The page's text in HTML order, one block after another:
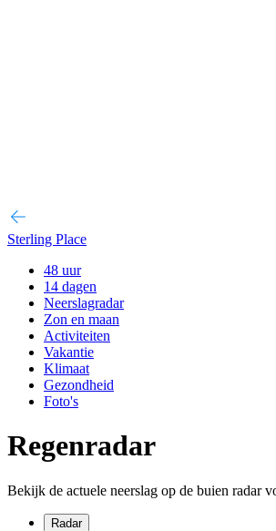
Sterling Place
48 uur
14 dagen
Neerslagradar
Zon en maan
Activiteiten
Vakantie
Klimaat
Gezondheid
Foto's
Regenradar
Bekijk de actuele neerslag op de buien radar
Radar